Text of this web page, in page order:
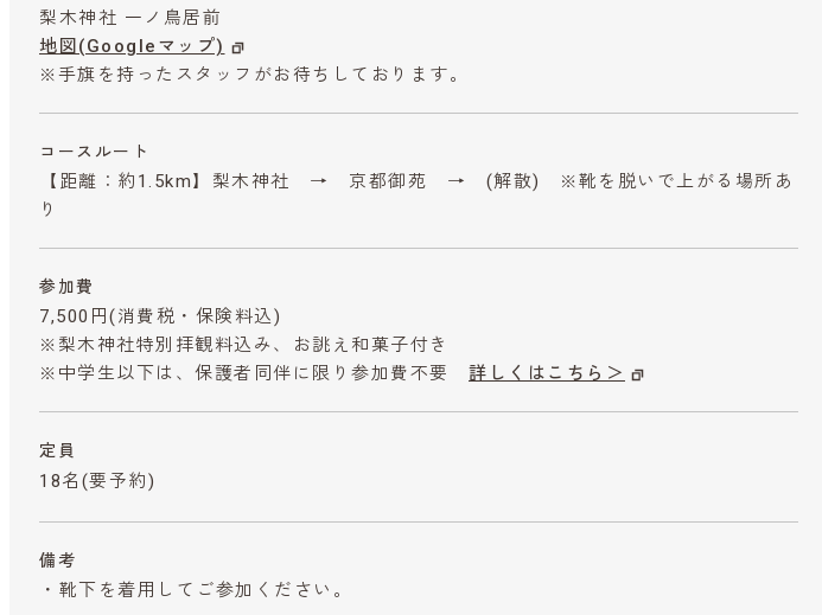
梨木神社 一ノ鳥居前
地図(Googleマップ)
※手旗を持ったスタッフがお待ちしております。
コースルート
【距離：約1.5km】梨木神社 → 京都御苑 → (解散) ※靴を脱いで上がる場所あ
り
参加費
7,500円 (消費税・保険料込)
※梨木神社特別拝観料込み、お誂え和菓子付き
※中学生以下は、保護者同伴に限り参加費不要 詳しくはこちら＞
定員
18名(要予約)
備考
・靴下を着用してご参加ください。